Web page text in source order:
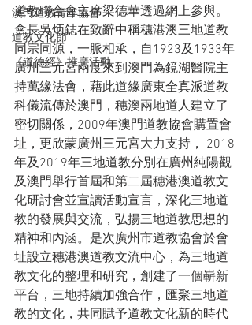
澳門道教青年協會
道教文化節
《道德經》推廣活動
道教聯合會主席梁德華透過網上參與。
會長吳炳鋕在致辭中稱穗港澳三地道教
同宗同源，一脈相承，自1923及1933年
廣州三元宮兩度來到澳門為鏡湖醫院主
持萬緣法會，藉此道緣廣東全真派道教
科儀流傳於澳門，穗澳兩地道人建立了
密切關係，2009年澳門道教協會購置會
址，更欣蒙廣州三元宮大力支持， 2018
年及2019年三地道教分別在廣州純陽觀
及澳門舉行首屆和第二屆穗港澳道教文
化研討會並宣讀活動宣言，深化三地道
教的發展與交流，弘揚三地道教思想的
精神和內涵。是次廣州市道教協會於會
址設立穗港澳道教文流中心，為三地道
教文化的整理和研究，創建了一個嶄新
平台，三地持續加強合作，匯聚三地道
教的文化，共同賦予道教文化新的時代